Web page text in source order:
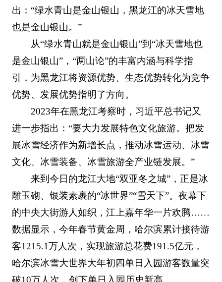
出：“绿水青山是金山银山，黑龙江的冰天雪地
也是金山银山。”
从“绿水青山就是金山银山”到“冰天雪地也
是金山银山”，“两山论”的丰富内涵与科学指
引，为黑龙江将资源优势、生态优势转化为竞争
优势、发展优势指明了方向。
2023年在黑龙江考察时，习近平总书记又
进一步指出：“要大力发展特色文化旅游。把发
展冰雪经济作为新增长点，推动冰雪运动、冰雪
文化、冰雪装备、冰雪旅游全产业链发展。”
来到今日的龙江大地“双亚冬之城”，正是冰
雕玉砌、银装素裹的“冰世界”“雪天下”。夜幕下
的中央大街游人如织，江上嘉年华一片欢腾……
数据显示，今年春节黄金周，哈尔滨累计接待游
客1215.1万人次，实现旅游总花费191.5亿元，
哈尔滨冰雪大世界大年初四单日入园游客数量突
破10万人次，创下单日入园历史新高。